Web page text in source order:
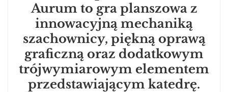
Aurum to gra planszowa z
innowacyjną mechaniką
szachownicy, piękną oprawą
graficzną oraz dodatkowym
trójwymiarowym elementem
przedstawiającym katedrę.